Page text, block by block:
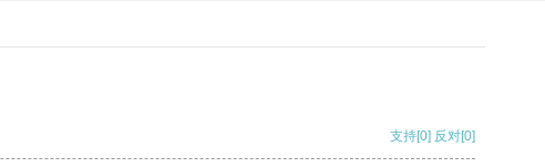
支持[0] 反对[0]